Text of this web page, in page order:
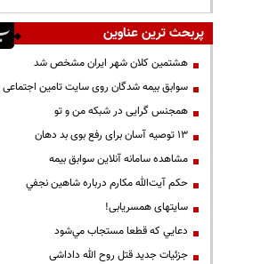
پربحث ترین عناوین
هشتمین کلان شهر ایران مشخص شد
سوابق بیمه شدگان روی سایت تامین اجتماعی
همجنس گرایی در شبکه من و تو
13 توصیه آسان برای رفع بوی بد دهان
مشاهده سامانه آنلاين سوابق بیمه
حكم آيت‌الله مكارم درباره شاهين نجفي
سایتهای همسریابی!
دعايي كه قطعا مستجاب مي‌شود
جزئیات جدید قتل روح الله داداشی